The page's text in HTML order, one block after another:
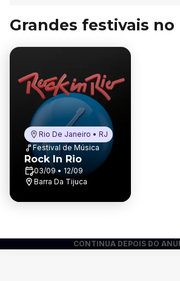
Grandes festivais no
Rio De Janeiro • RJ
Festival de Música
Rock In Rio
03/09 • 12/09
Barra Da Tijuca
CONTINUA DEPOIS DO